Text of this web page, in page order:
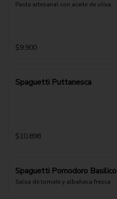
Pasta artesanal con aceite de oliva
$9.900
Spaguetti Puttanesca
$10.898
Spaguetti Pomodoro Basilico
Salsa de tomate y albahaca fresca